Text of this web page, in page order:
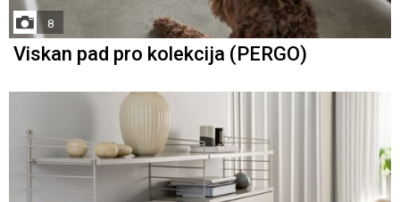
8
Viskan pad pro kolekcija (PERGO)